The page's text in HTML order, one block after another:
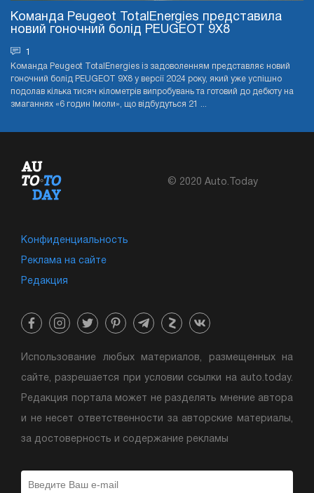
Команда Peugeot TotalEnergies представила
новий гоночний болід PEUGEOT 9X8
1
Команда Peugeot TotalEnergies із задоволенням представляє новий
гоночний болід PEUGEOT 9X8 у версії 2024 року, який уже успішно
подолав кілька тисяч кілометрів випробувань та готовий до дебюту на
змаганнях «6 годин Імоли», що відбудуться 21 ...
© 2020 Auto.Today
Конфиденциальность
Реклама на сайте
Редакция
Использование любых материалов, размещенных на
сайте, разрешается при условии ссылки на auto.today.
Редакция портала может не разделять мнение автора
и не несет ответственности за авторские материалы,
за достоверность и содержание рекламы